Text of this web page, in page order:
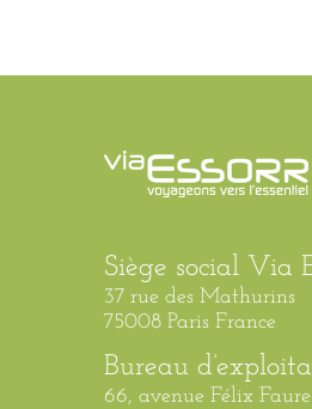
Siège social Via
37 rue des Mathurins
75008 Paris France
Bureau
66, avenue Félix Faure